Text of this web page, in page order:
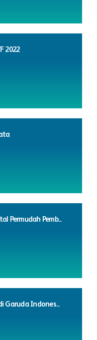
2022
Permudah Pemb...
Garuda Indones...